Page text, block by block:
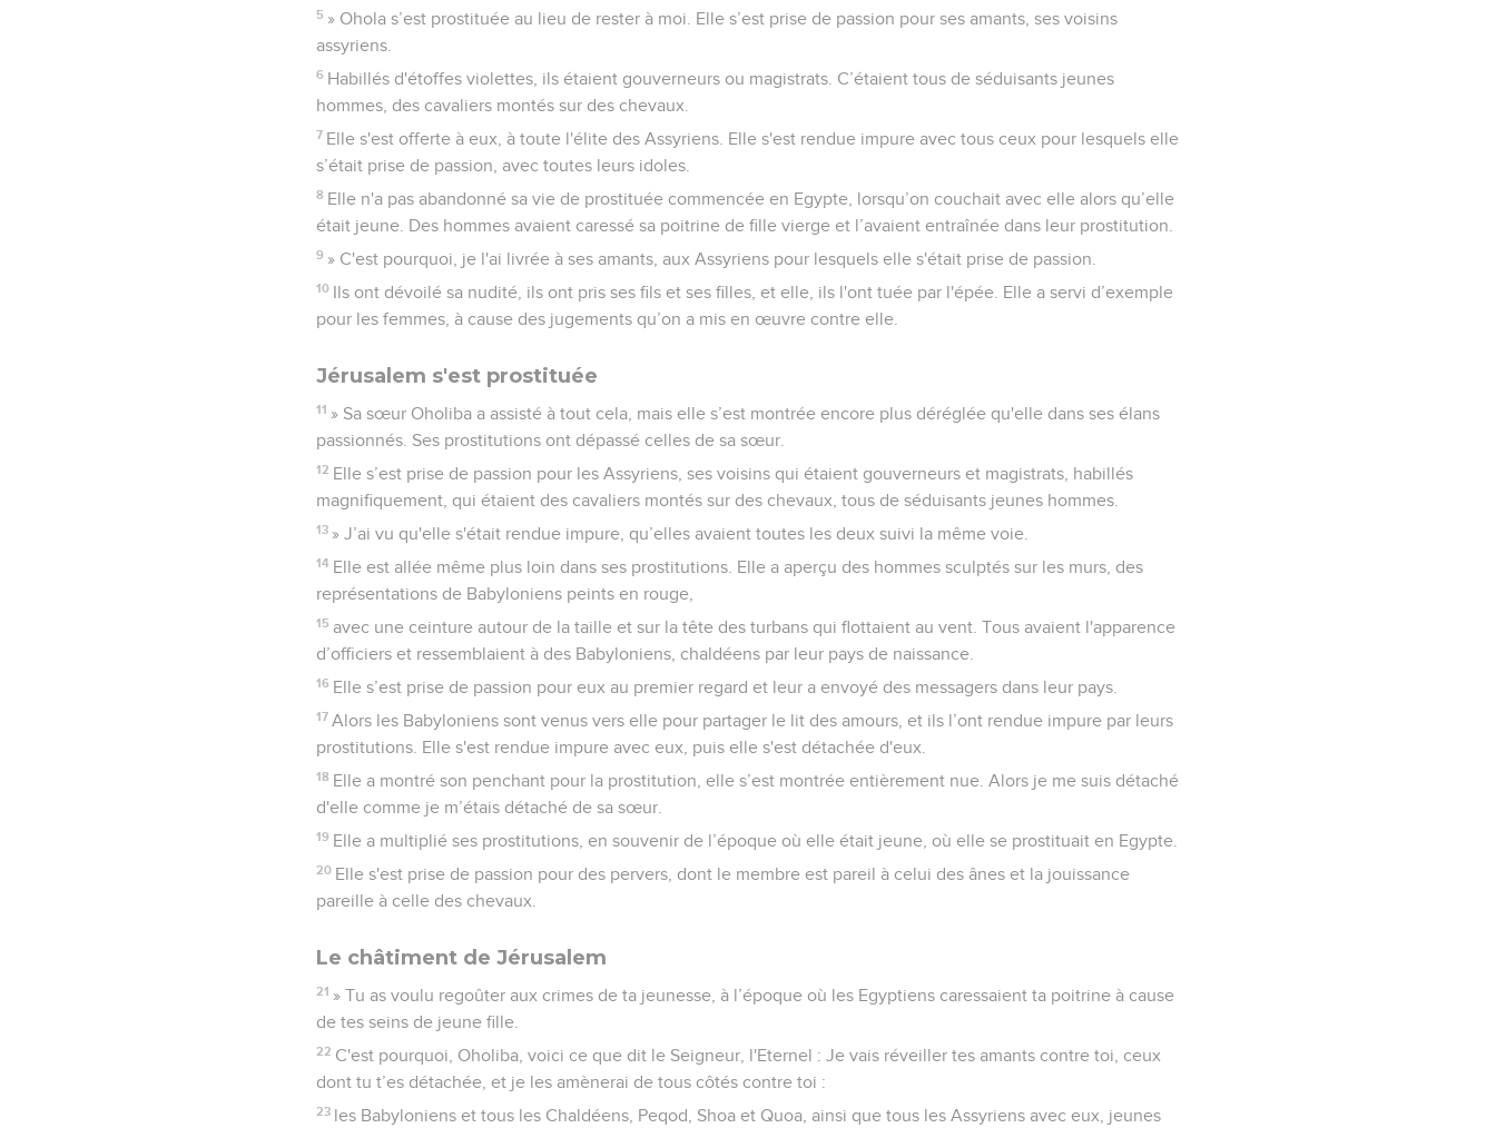
5 » Ohola s’est prostituée au lieu de rester à moi. Elle s’est prise de passion pour ses amants, ses voisins
assyriens.
6 Habillés d'étoffes violettes, ils étaient gouverneurs ou magistrats. C’étaient tous de séduisants jeunes
hommes, des cavaliers montés sur des chevaux.
7 Elle s'est offerte à eux, à toute l'élite des Assyriens. Elle s'est rendue impure avec tous ceux pour lesquels elle
s’était prise de passion, avec toutes leurs idoles.
8 Elle n'a pas abandonné sa vie de prostituée commencée en Egypte, lorsqu’on couchait avec elle alors qu’elle
était jeune. Des hommes avaient caressé sa poitrine de fille vierge et l’avaient entraînée dans leur prostitution.
9 » C'est pourquoi, je l'ai livrée à ses amants, aux Assyriens pour lesquels elle s'était prise de passion.
10 Ils ont dévoilé sa nudité, ils ont pris ses fils et ses filles, et elle, ils l'ont tuée par l'épée. Elle a servi d’exemple
pour les femmes, à cause des jugements qu’on a mis en œuvre contre elle.
Jérusalem s'est prostituée
11 » Sa sœur Oholiba a assisté à tout cela, mais elle s’est montrée encore plus déréglée qu'elle dans ses élans
passionnés. Ses prostitutions ont dépassé celles de sa sœur.
12 Elle s’est prise de passion pour les Assyriens, ses voisins qui étaient gouverneurs et magistrats, habillés
magnifiquement, qui étaient des cavaliers montés sur des chevaux, tous de séduisants jeunes hommes.
13 » J’ai vu qu'elle s'était rendue impure, qu’elles avaient toutes les deux suivi la même voie.
14 Elle est allée même plus loin dans ses prostitutions. Elle a aperçu des hommes sculptés sur les murs, des
représentations de Babyloniens peints en rouge,
15 avec une ceinture autour de la taille et sur la tête des turbans qui flottaient au vent. Tous avaient l'apparence
d’officiers et ressemblaient à des Babyloniens, chaldéens par leur pays de naissance.
16 Elle s’est prise de passion pour eux au premier regard et leur a envoyé des messagers dans leur pays.
17 Alors les Babyloniens sont venus vers elle pour partager le lit des amours, et ils l’ont rendue impure par leurs
prostitutions. Elle s'est rendue impure avec eux, puis elle s'est détachée d'eux.
18 Elle a montré son penchant pour la prostitution, elle s’est montrée entièrement nue. Alors je me suis détaché
d'elle comme je m’étais détaché de sa sœur.
19 Elle a multiplié ses prostitutions, en souvenir de l’époque où elle était jeune, où elle se prostituait en Egypte.
20 Elle s'est prise de passion pour des pervers, dont le membre est pareil à celui des ânes et la jouissance
pareille à celle des chevaux.
Le châtiment de Jérusalem
21 » Tu as voulu regoûter aux crimes de ta jeunesse, à l’époque où les Egyptiens caressaient ta poitrine à cause
de tes seins de jeune fille.
22 C'est pourquoi, Oholiba, voici ce que dit le Seigneur, l'Eternel : Je vais réveiller tes amants contre toi, ceux
dont tu t’es détachée, et je les amènerai de tous côtés contre toi :
23 les Babyloniens et tous les Chaldéens, Peqod, Shoa et Quoa, ainsi que tous les Assyriens avec eux, jeunes